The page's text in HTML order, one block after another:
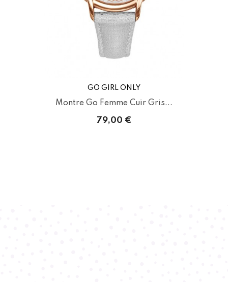
GO GIRL ONLY
Montre Go Femme Cuir Gris...
79,00 €